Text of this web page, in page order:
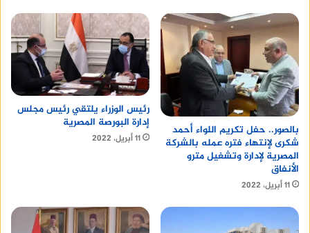
بالصور.. حفل تكريم اللواء أحمد
شكرى لإنتهاء فتره عمله بالشركة
المصرية لإدارة وتشغيل مترو
الأنفاق
11 أبريل، 2022
رئيس الوزراء يلتقي رئيس مجلس
إدارة البورصة المصرية
11 أبريل، 2022